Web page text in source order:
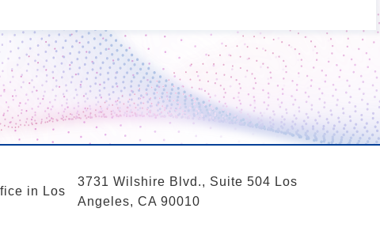
in Los
3731 Wilshire Blvd., Suite 504 Los
Angeles, CA 90010